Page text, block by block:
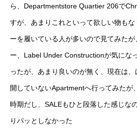
ら、Departmentstore Quartier 206で
すが、あまりこれといって欲しい物も
ーを履いている人が多いので見てみた
ー、Label Under Constructionが気にな
ったが、あまり良いのが無く、現在は
開していないApartmentへ行ってみたが
時期だし、SALEもひと段落した感じな
りパッとしなかった